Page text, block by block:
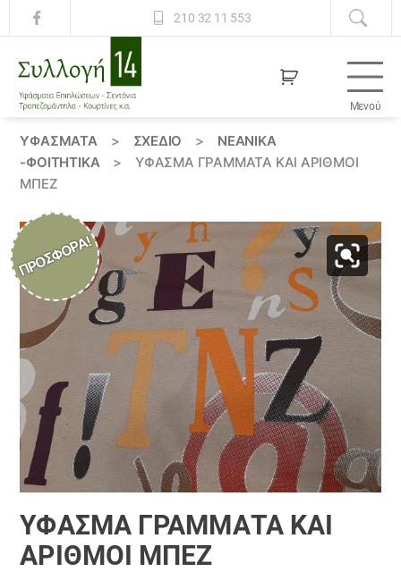
210 32 11 553
14
Μενού
ΥΦΆΣΜΑΤΑ > ΣΧΕΔΙΟ >
ΝΕΑΝΙΚΆ
-ΦΟΙΤΗΤΙΚΆ
>
ΎΦΑΣΜΑ ΓΡΆΜΜΑΤΑ ΚΑΙ ΑΡΙΘΜΟΙ
ΜΠΈΖ
ΠΡΟΣΦΟΡΆ!
ΎΦΑΣΜΑ ΓΡΆΜΜΑΤΑ ΚΑΙ
ΑΡΙΘΜΟΙ ΜΠΈΖ